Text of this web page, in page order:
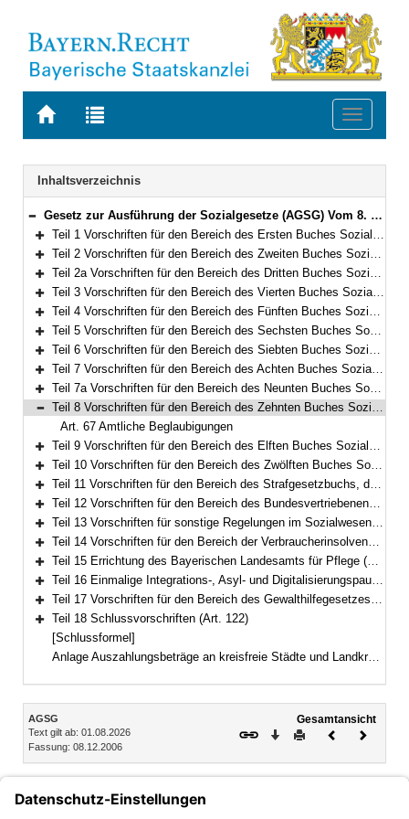
Zur
BAYERN.RECHT
Zur
letzten
Suche
Toggle
Navigation
Inhaltsverzeichnis
Bereich reduzieren
Gesetz zur Ausführung der Sozialgesetze (AGSG) Vom 8. Dezember 2006 (GVBl. S. 942) BayRS 86-7-A/G (Art. 1–122)
Bereich erweitern
Teil 1 Vorschriften für den Bereich des Ersten Buches Sozialgesetzbuch – Allgemeiner Teil – (Art. 1)
Bereich erweitern
Teil 2 Vorschriften für den Bereich des Zweiten Buches Sozialgesetzbuch – Grundsicherung für Arbeitsuchende – (Art. 2–3)
Bereich erweitern
Teil 2a Vorschriften für den Bereich des Dritten Buches Sozialgesetzbuch – Arbeitsförderung – (Art. 4–5a)
Bereich erweitern
Teil 3 Vorschriften für den Bereich des Vierten Buches Sozialgesetzbuch – Gemeinsame Vorschriften für die Sozialversicherung – (Art. 6–8)
Bereich erweitern
Teil 4 Vorschriften für den Bereich des Fünften Buches Sozialgesetzbuch – Gesetzliche Krankenversicherung – (Art. 9)
Bereich erweitern
Teil 5 Vorschriften für den Bereich des Sechsten Buches Sozialgesetzbuch – Gesetzliche Rentenversicherung– (Art. 10–10a)
Bereich erweitern
Teil 6 Vorschriften für den Bereich des Siebten Buches Sozialgesetzbuch – Gesetzliche Unfallversicherung – (Art. 11)
Bereich erweitern
Teil 7 Vorschriften für den Bereich des Achten Buches Sozialgesetzbuch – Kinder- und Jugendhilfe – und für weitere Regelungen des Kinder- und Jugendhilferechts (Art. 12–66)
Bereich erweitern
Teil 7a Vorschriften für den Bereich des Neunten Buches Sozialgesetzbuch – Rehabilitation und Teilhabe von Menschen mit Behinderungen – (Art. 66a–66g)
Bereich reduzieren
Teil 8 Vorschriften für den Bereich des Zehnten Buches Sozialgesetzbuch – Sozialverwaltungsverfahren und Sozialdatenschutz – (Art. 67)
Art. 67 Amtliche Beglaubigungen
Bereich erweitern
Teil 9 Vorschriften für den Bereich des Elften Buches Sozialgesetzbuch – Soziale Pflegeversicherung – (Art. 68–79)
Bereich erweitern
Teil 10 Vorschriften für den Bereich des Zwölften Buches Sozialgesetzbuch – Sozialhilfe – (Art. 80–94)
Bereich erweitern
Teil 11 Vorschriften für den Bereich des Strafgesetzbuchs, der Strafprozessordnung und des Betäubungsmittelgesetzes (Art. 95–97)
Bereich erweitern
Teil 12 Vorschriften für den Bereich des Bundesvertriebenengesetzes, des Aufenthaltsgesetzes und der Sozialen Entschädigung (Art. 98–108)
Bereich erweitern
Teil 13 Vorschriften für sonstige Regelungen im Sozialwesen (Art. 109–111b)
Bereich erweitern
Teil 14 Vorschriften für den Bereich der Verbraucherinsolvenz nach der Insolvenzordnung (Art. 112–116)
Bereich erweitern
Teil 15 Errichtung des Bayerischen Landesamts für Pflege (Art. 117)
Bereich erweitern
Teil 16 Einmalige Integrations-, Asyl- und Digitalisierungspauschale für Kommunen (Art. 118)
Bereich erweitern
Teil 17 Vorschriften für den Bereich des Gewalthilfegesetzes (Art. 119–121)
Bereich erweitern
Teil 18 Schlussvorschriften (Art. 122)
[Schlussformel]
Anlage Auszahlungsbeträge an kreisfreie Städte und Landkreise
Inhalt
AGSG
Text gilt ab: 01.08.2026
Fassung: 08.12.2006
Gesamtansicht
Download
DruckenVorheriges
Teil 8 Vorschriften für den Bereich des Zehnten Buches
Sozialgesetzbuch – Sozialverwaltungsverfahren und